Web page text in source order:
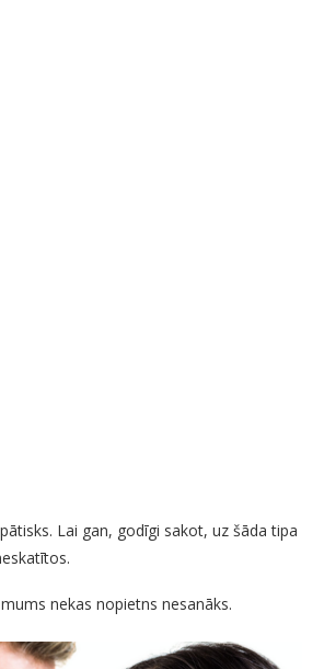
Lai gan, godīgi sakot, uz šāda tipa
nekas nopietns nesanāks.